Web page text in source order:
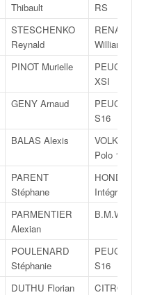
Thibault
RS
STESCHENKO
Reynald
RENAULT
Williams
PINOT Murielle
PEUGEOT
XSI
GENY Arnaud
PEUGEOT
S16
BALAS Alexis
Polo 16V
PARENT
Stéphane
HONDA
Intégra
PARMENTIER
Alexian
B.M.W. 135i
POULENARD
Stéphanie
PEUGEOT
S16
DUTHU Florian
CITROËN